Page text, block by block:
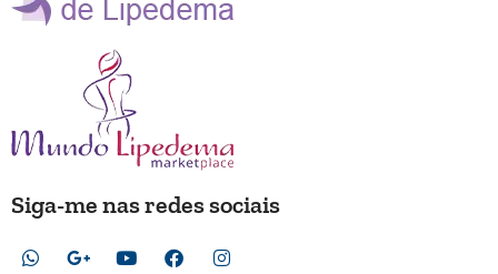
Siga-me nas redes sociais